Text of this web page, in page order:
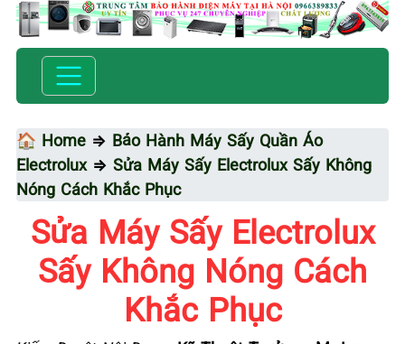
🏠 Home ⇒ Bảo Hành Máy Sấy Quần Áo
Electrolux⇒ Sửa Máy Sấy Electrolux Sấy Không
Nóng Cách Khắc Phục
Sửa Máy Sấy Electrolux
Sấy Không Nóng Cách
Khắc Phục